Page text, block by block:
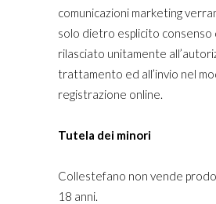
comunicazioni marketing
solo dietro esplicito consenso
rilasciato unitamente
trattamento ed all’invio nel
registrazione online.
Tutela dei minori
Collestefano non vende
18 anni.